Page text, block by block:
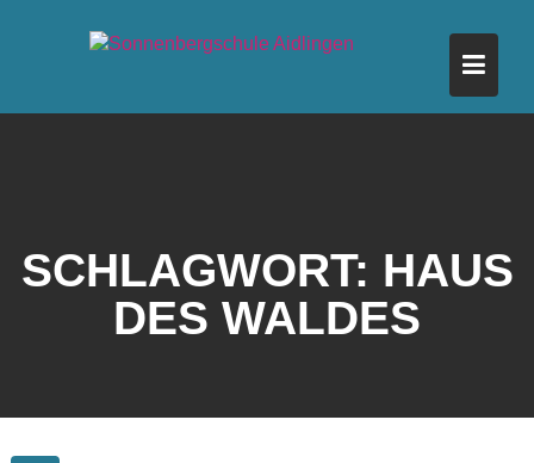
SCHLAGWORT: HAUS
DES WALDES